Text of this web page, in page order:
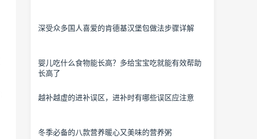
深受众多国人喜爱的肯德基汉堡包做法步骤详解
婴儿吃什么食物能长高？多给宝宝吃就能有效帮助
长高了
越补越虚的进补误区，进补时有哪些误区应注意
冬季必备的八款营养暖心又美味的营养粥